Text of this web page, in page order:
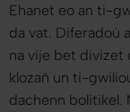
Ehanet eo an ti-
da vat. Diferadoù
na vije bet divizet
klozañ un ti-
dachenn bolitikel.